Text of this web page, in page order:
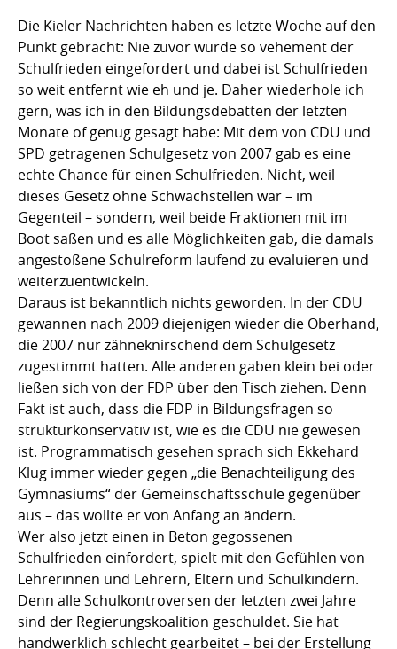
Die Kieler Nachrichten haben es letzte Woche auf den
Punkt gebracht: Nie zuvor wurde so vehement der
Schulfrieden eingefordert und dabei ist Schulfrieden
so weit entfernt wie eh und je. Daher wiederhole ich
gern, was ich in den Bildungsdebatten der letzten
Monate of genug gesagt habe: Mit dem von CDU und
SPD getragenen Schulgesetz von 2007 gab es eine
echte Chance für einen Schulfrieden. Nicht, weil
dieses Gesetz ohne Schwachstellen war – im
Gegenteil – sondern, weil beide Fraktionen mit im
Boot saßen und es alle Möglichkeiten gab, die damals
angestoßene Schulreform laufend zu evaluieren und
weiterzuentwickeln.
Daraus ist bekanntlich nichts geworden. In der CDU
gewannen nach 2009 diejenigen wieder die Oberhand,
die 2007 nur zähneknirschend dem Schulgesetz
zugestimmt hatten. Alle anderen gaben klein bei oder
ließen sich von der FDP über den Tisch ziehen. Denn
Fakt ist auch, dass die FDP in Bildungsfragen so
strukturkonservativ ist, wie es die CDU nie gewesen
ist. Programmatisch gesehen sprach sich Ekkehard
Klug immer wieder gegen „die Benachteiligung des
Gymnasiums“ der Gemeinschaftsschule gegenüber
aus – das wollte er von Anfang an ändern.
Wer also jetzt einen in Beton gegossenen
Schulfrieden einfordert, spielt mit den Gefühlen von
Lehrerinnen und Lehrern, Eltern und Schulkindern.
Denn alle Schulkontroversen der letzten zwei Jahre
sind der Regierungskoalition geschuldet. Sie hat
handwerklich schlecht gearbeitet – bei der Erstellung